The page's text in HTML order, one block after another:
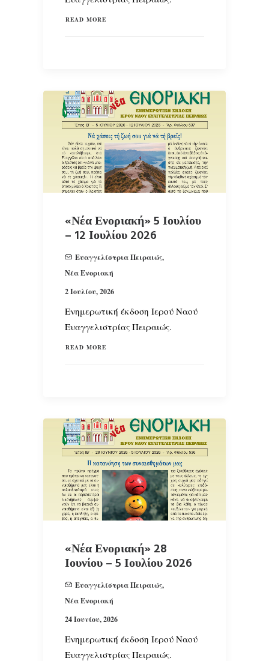
READ MORE
«Νέα Ενοριακή» 5 Ιουλίου
– 12 Ιουλίου 2026
Ευαγγελίστρια Πειραιώς,
Νέα Ενοριακή
2 Ιουλίου, 2026
Ενημερωτική έκδοση Ιερού Ναού
Ευαγγελιστρίας Πειραιώς.
READ MORE
«Νέα Ενοριακή» 28
Ιουνίου – 5 Ιουλίου 2026
Ευαγγελίστρια Πειραιώς,
Νέα Ενοριακή
24 Ιουνίου, 2026
Ενημερωτική έκδοση Ιερού Ναού
Ευαγγελιστρίας Πειραιώς.